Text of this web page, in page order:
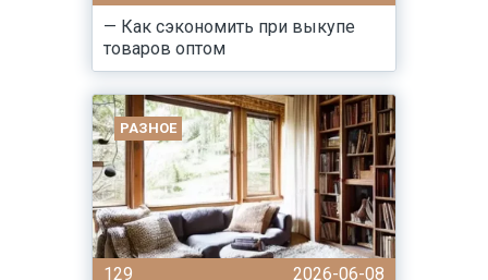
— Как сэкономить при выкупе
товаров оптом
РАЗНОЕ
129
2026-06-08